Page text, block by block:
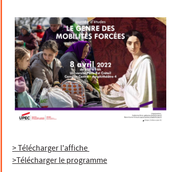
> Télécharger l'affiche
>Télécharger le programme